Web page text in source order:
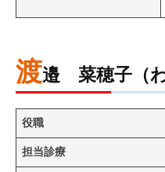
渡邉 菜穂子（
役職
担当診療